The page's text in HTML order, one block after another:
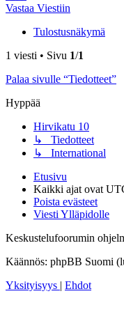
Vastaa Viestiin
Tulostusnäkymä
1 viesti • Sivu 1/1
Palaa sivulle “Tiedotteet”
Hyppää
Hirvikatu 10
↳ Tiedotteet
↳ International
Etusivu
Kaikki ajat ovat
Poista evästeet
Viesti Ylläpidolle
Keskustelufoorumin
Käännös: phpBB Suomi
Yksityisyys | Ehdot